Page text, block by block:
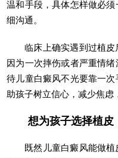
温和手段，具体怎样做必
细沟通。
临床上确实遇到过植
因为一次摔伤或者严重情
待儿童白癜风不光要靠一
助孩子树立信心，减少焦虑
想为孩子选择植皮
既然儿童白癜风能做